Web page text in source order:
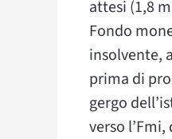
attesi (1,8
Fondo
insolvente,
prima di
gergo
verso